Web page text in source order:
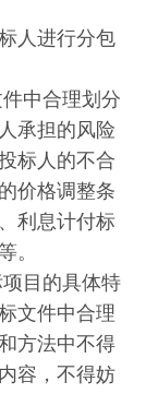
人进行分包
中合理划分
承担的风险
标人的不合
价格调整条
利息计付标
。
目的具体特
文件中合理
方法中不得
容，不得妨